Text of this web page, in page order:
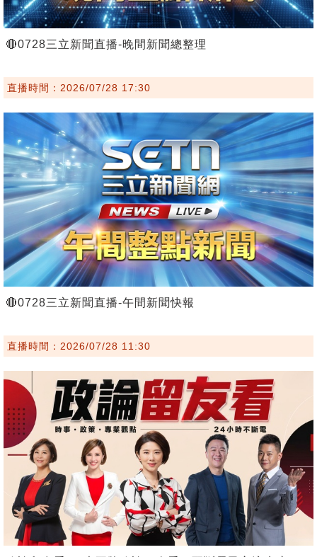
🔴0728三立新聞直播-晚間新聞總整理
直播時間：2026/07/28 17:30
🔴0728三立新聞直播-午間新聞快報
直播時間：2026/07/28 11:30